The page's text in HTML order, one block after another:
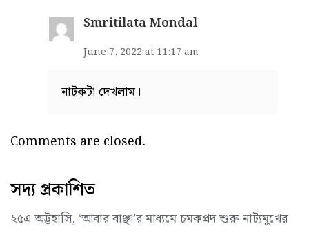
Smritilata Mondal
June 7, 2022 at 11:17 am
নাটকটা দেখলাম।
Comments are closed.
সদ্য প্রকাশিত
২৫এ অট্টহাসি, ‘আবার বাঞ্ছা’র মাধ্যমে চমকপ্রদ শুরু নাট্যমুখের